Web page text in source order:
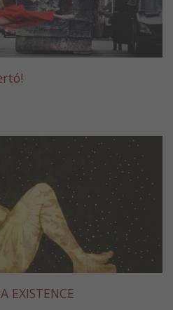
EXISTENCE